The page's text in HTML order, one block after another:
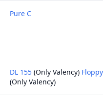
Pure C
DL 155 (Only Valency)
(Only Valency)